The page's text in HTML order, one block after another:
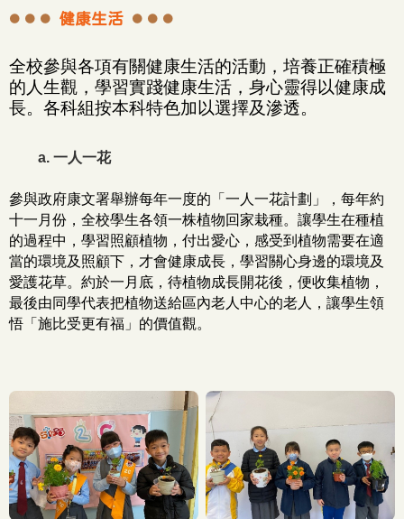
健康生活
全校參與各項有關健康生活的活動，培養正確積極
的人生觀，學習實踐健康生活，身心靈得以健康成
長。各科組按本科特色加以選擇及滲透。
a. 一人一花
參與政府康文署舉辦每年一度的「一人一花計劃」，每年約
十一月份，全校學生各領一株植物回家栽種。讓學生在種植
的過程中，學習照顧植物，付出愛心，感受到植物需要在適
當的環境及照顧下，才會健康成長，學習關心身邊的環境及
愛護花草。約於一月底，待植物成長開花後，便收集植物，
最後由同學代表把植物送給區內老人中心的老人，讓學生領
悟「施比受更有福」的價值觀。